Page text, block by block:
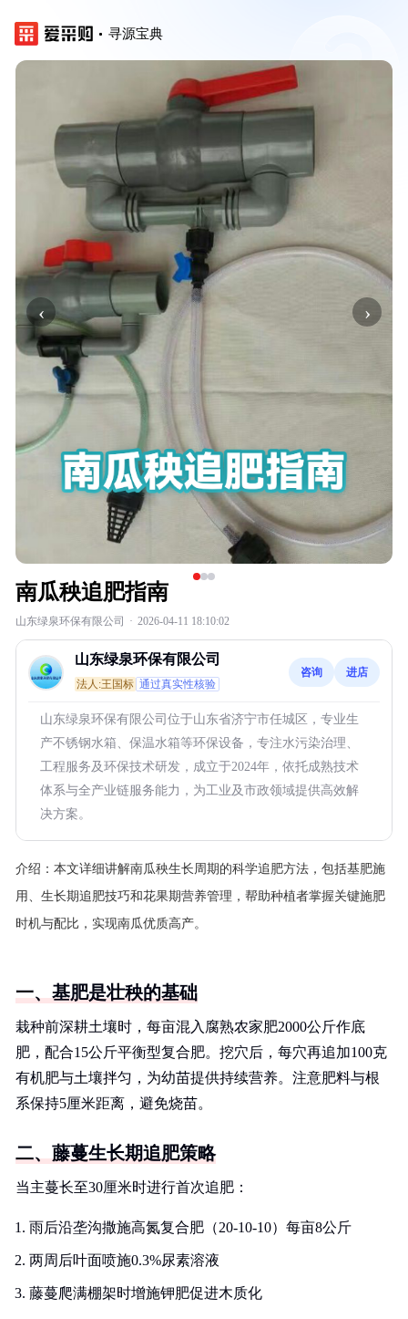
寻源宝典
‹ ›
南瓜秧追肥指南
山东绿泉环保有限公司 · 2026-04-11 18:10:02
山东绿泉环保有限公司
法人:王国标 通过真实性核验
咨询 进店
山东绿泉环保有限公司位于山东省济宁市任城区，专业生
产不锈钢水箱、保温水箱等环保设备，专注水污染治理、
工程服务及环保技术研发，成立于2024年，依托成熟技术
体系与全产业链服务能力，为工业及市政领域提供高效解
决方案。
介绍： 本文详细讲解南瓜秧生长周期的科学追肥方法，包括基肥施
用、生长期追肥技巧和花果期营养管理，帮助种植者掌握关键施肥
时机与配比，实现南瓜优质高产。
一、基肥是壮秧的基础
栽种前深耕土壤时，每亩混入腐熟农家肥2000公斤作底
肥，配合15公斤平衡型复合肥。挖穴后，每穴再追加100克
有机肥与土壤拌匀，为幼苗提供持续营养。注意肥料与根
系保持5厘米距离，避免烧苗。
二、藤蔓生长期追肥策略
当主蔓长至30厘米时进行首次追肥：
雨后沿垄沟撒施高氮复合肥（20-10-10）每亩8公斤
两周后叶面喷施0.3%尿素溶液
藤蔓爬满棚架时增施钾肥促进木质化